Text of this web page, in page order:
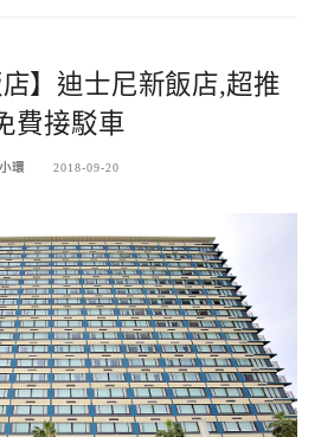
店】迪士尼新飯店,超推
費接駁車
小環 2018-09-20